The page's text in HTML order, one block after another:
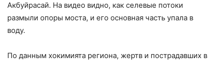
Акбуйрасай. На видео видно, как селевые потоки
размыли опоры моста, и его основная часть упала в
воду.
По данным хокимията региона, жертв и пострадавших в